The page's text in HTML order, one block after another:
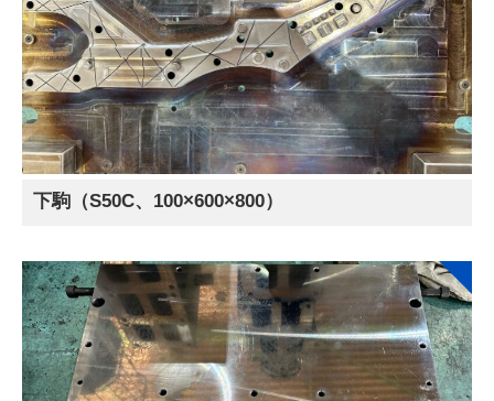
下駒（S50C、100×600×800）